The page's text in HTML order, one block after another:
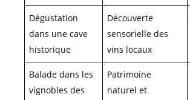
Dégustation
dans une cave
historique
Découverte
sensorielle des
vins locaux
Balade dans les
vignobles des
Patrimoine
naturel et